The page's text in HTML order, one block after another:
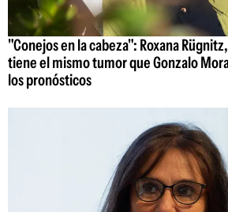
"Conejos en la cabeza": Roxana
tiene el mismo tumor que Gonzalo
los pronósticos